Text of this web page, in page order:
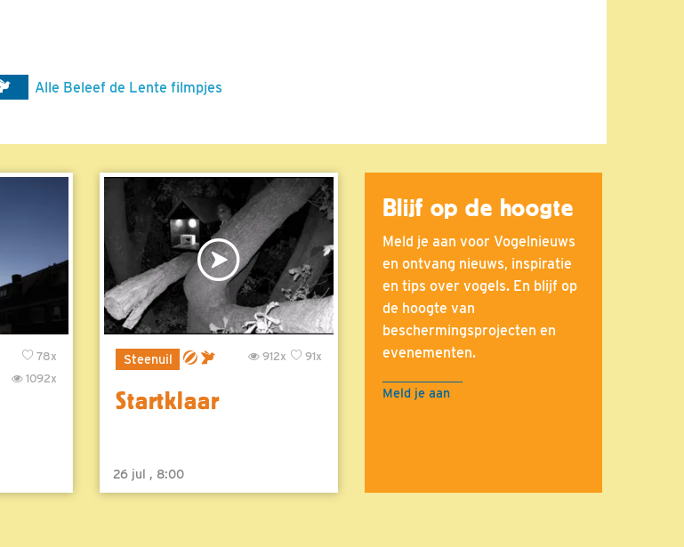
Alle Beleef de Lente filmpjes
78x
1092x
Steenuil 91x
912x
Startklaar
26 jul , 8:00
Blijf op de hoogte
Meld je aan voor Vogelnieuws
en ontvang nieuws, inspiratie
en tips over vogels. En blijf op
de hoogte van
beschermingsprojecten en
evenementen.
Meld je aan